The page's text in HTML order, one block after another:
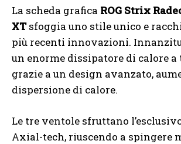
La scheda grafica ROG Strix
XTsfoggia uno stile unico e
più recenti innovazioni.
un enorme dissipatore di calore
grazie a un design avanzato,
dispersione di calore.
Le tre ventole sfruttano
Axial-tech, riuscendo a spingere